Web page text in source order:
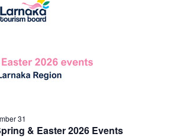
& Easter 2026 Events
31